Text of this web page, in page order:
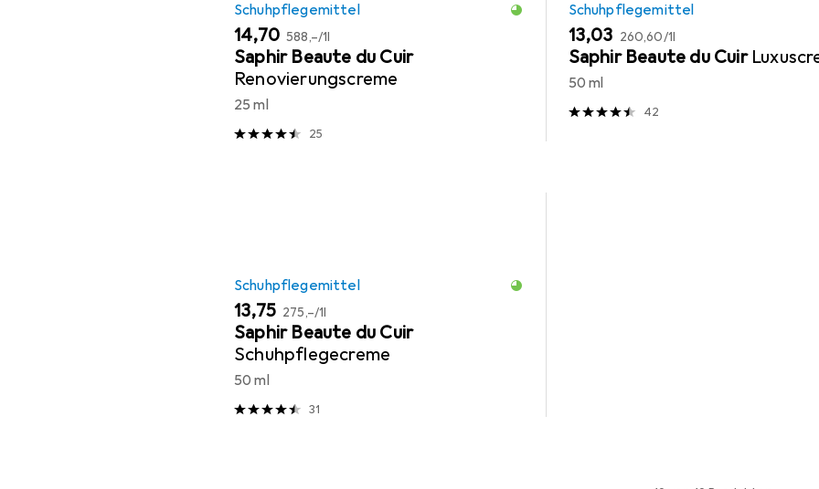
Schuhpflegemittel
EUR
14,70 EUR
588,–/1l
Saphir Beaute du Cuir
Renovierungscreme
25 ml
25
Schuhpflegemittel
EUR
13,03 EUR
260,60/1l
Saphir Beaute du Cuir
50 ml
42
Schuhpflegemittel
EUR
13,75 EUR
275,–/1l
Saphir Beaute du Cuir
Schuhpflegecreme
50 ml
31